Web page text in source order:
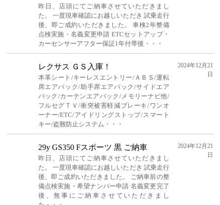
昨日、店頭にてご納車させていただきまし
た。 一度現車確認にお越しいただき 試乗走行
後、即ご成約いただきました。 車検2年整備
点検実施・名義変更申請 ETCセットアップ・
カーセンサーアフター保証1年付帯後・・・
レクサス ＧＳ入庫！
本革シート/キーレスエントリー/ＡＢＳ/運転
席エアバック/助手席エアバック/サイドエア
バック/カーテンエアバック/メモリーナビ他/
フルセグＴＶ/衝突被害軽減ブレーキ/ワンオ
ーナー/ETC/アイドリングストップ/スマート
キー/盗難防止システム・・・
2024年12月21
日
29y GS350 Fスポーツ 黒 ご納車
昨日、店頭にてご納車させていただきまし
た。 一度現車確認にお越しいただき 試乗走行
後、即ご成約いただきました。 ご納車前の整
備点検実施・希望ナンバー申請 名義変更完了
後、無事にご納車させていただきまし
2024年12月21
日